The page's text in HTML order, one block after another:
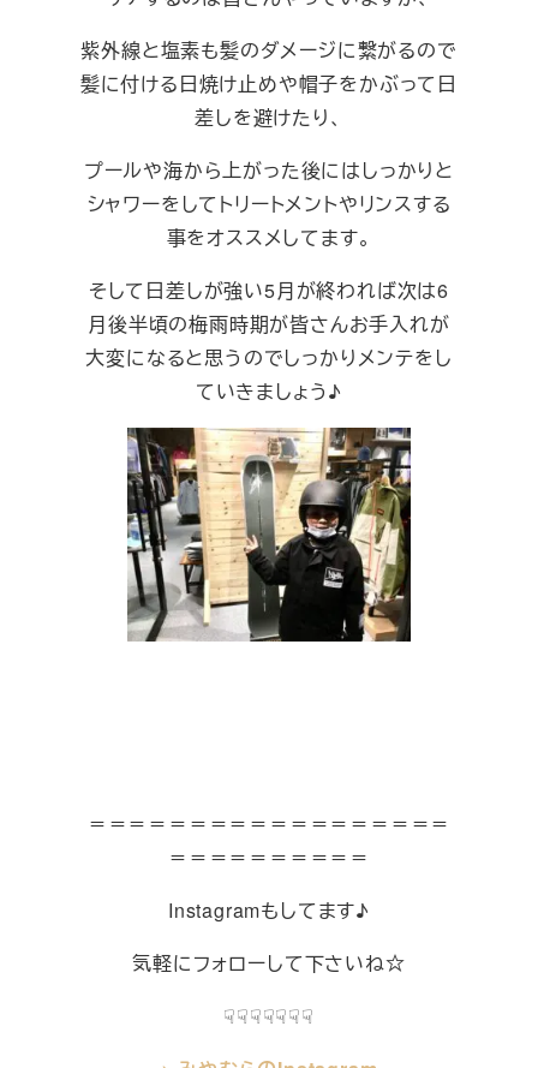
紫外線と塩素も髪のダメージに繋がるので
髪に付ける日焼け止めや帽子をかぶって日
差しを避けたり、
プールや海から上がった後にはしっかりと
シャワーをしてトリートメントやリンスする
事をオススメしてます。
そして日差しが強い5月が終われば次は6
月後半頃の梅雨時期が皆さんお手入れが
大変になると思うのでしっかりメンテをし
ていきましょう♪
＝＝＝＝＝＝＝＝＝＝＝＝＝＝＝＝＝＝
＝＝＝＝＝＝＝＝＝＝
Instagramもしてます♪
気軽にフォローして下さいね☆
☟☟☟☟☟☟☟